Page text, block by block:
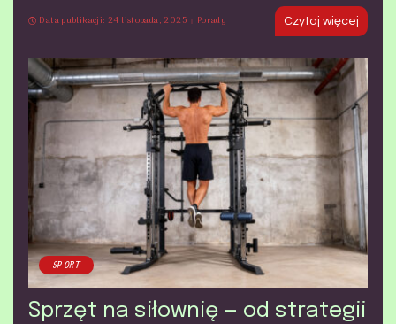
Data publikacji: 24 listopada, 2025
Porady Czytaj więcej
SPORT
Sprzęt na siłownię — od strategii